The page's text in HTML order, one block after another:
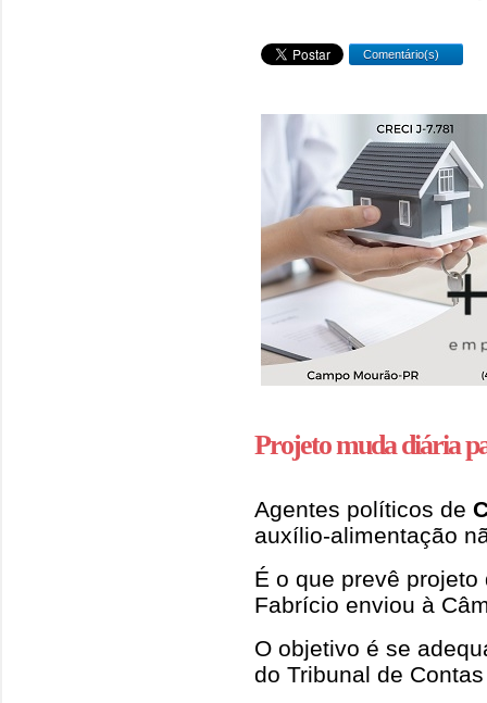
Comentário(s)
Projeto muda diária
Agentes políticos de
auxílio-alimentação
É o que prevê
Fabrício enviou à
O objetivo é se
do Tribunal de